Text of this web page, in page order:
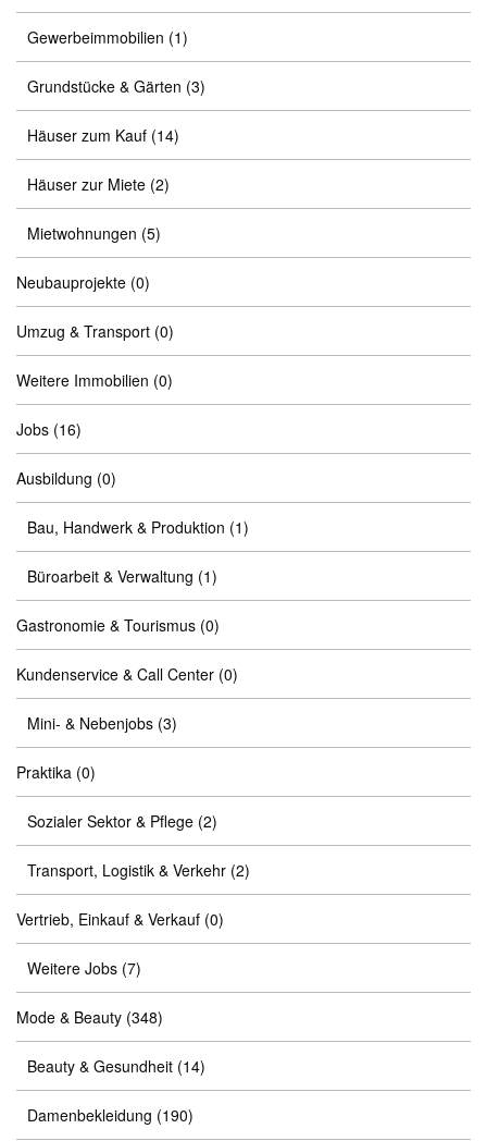
Gewerbeimmobilien (1)
Grundstücke & Gärten (3)
Häuser zum Kauf (14)
Häuser zur Miete (2)
Mietwohnungen (5)
Neubauprojekte (0)
Umzug & Transport (0)
Weitere Immobilien (0)
Jobs (16)
Ausbildung (0)
Bau, Handwerk & Produktion (1)
Büroarbeit & Verwaltung (1)
Gastronomie & Tourismus (0)
Kundenservice & Call Center (0)
Mini- & Nebenjobs (3)
Praktika (0)
Sozialer Sektor & Pflege (2)
Transport, Logistik & Verkehr (2)
Vertrieb, Einkauf & Verkauf (0)
Weitere Jobs (7)
Mode & Beauty (348)
Beauty & Gesundheit (14)
Damenbekleidung (190)